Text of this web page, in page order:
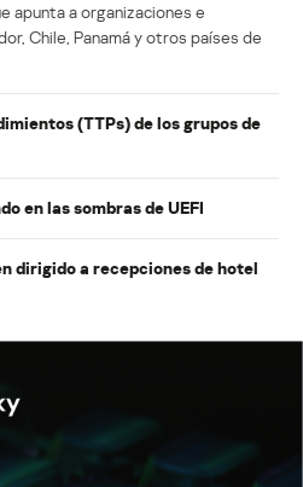
apunta a organizaciones e
Chile, Panamá y otros países de
(TTPs) de los grupos de
en las sombras de UEFI
dirigido a recepciones de hotel